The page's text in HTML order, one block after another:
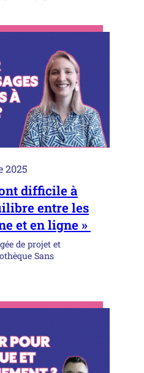
2025
difficile à
entre les
et en ligne »
de projet et
Sans